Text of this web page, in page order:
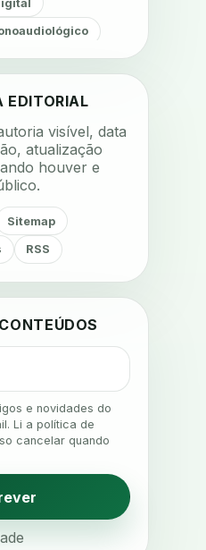
clinica
tratamento
protetico
EDITORIAL
visível, data
atualização
houver e
Sitemap
RSS
e novidades do
Li a política de
cancelar quando